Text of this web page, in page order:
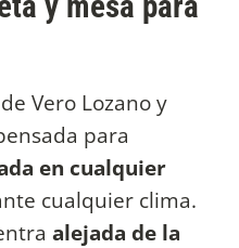
de Vero Lozano y
para
en cualquier
cualquier clima.
alejada de la